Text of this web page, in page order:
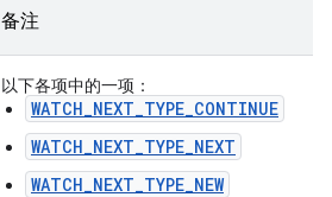
备注
以下各项中的一项：
WATCH_NEXT_TYPE_CONTINUE
WATCH_NEXT_TYPE_NEXT
WATCH_NEXT_TYPE_NEW